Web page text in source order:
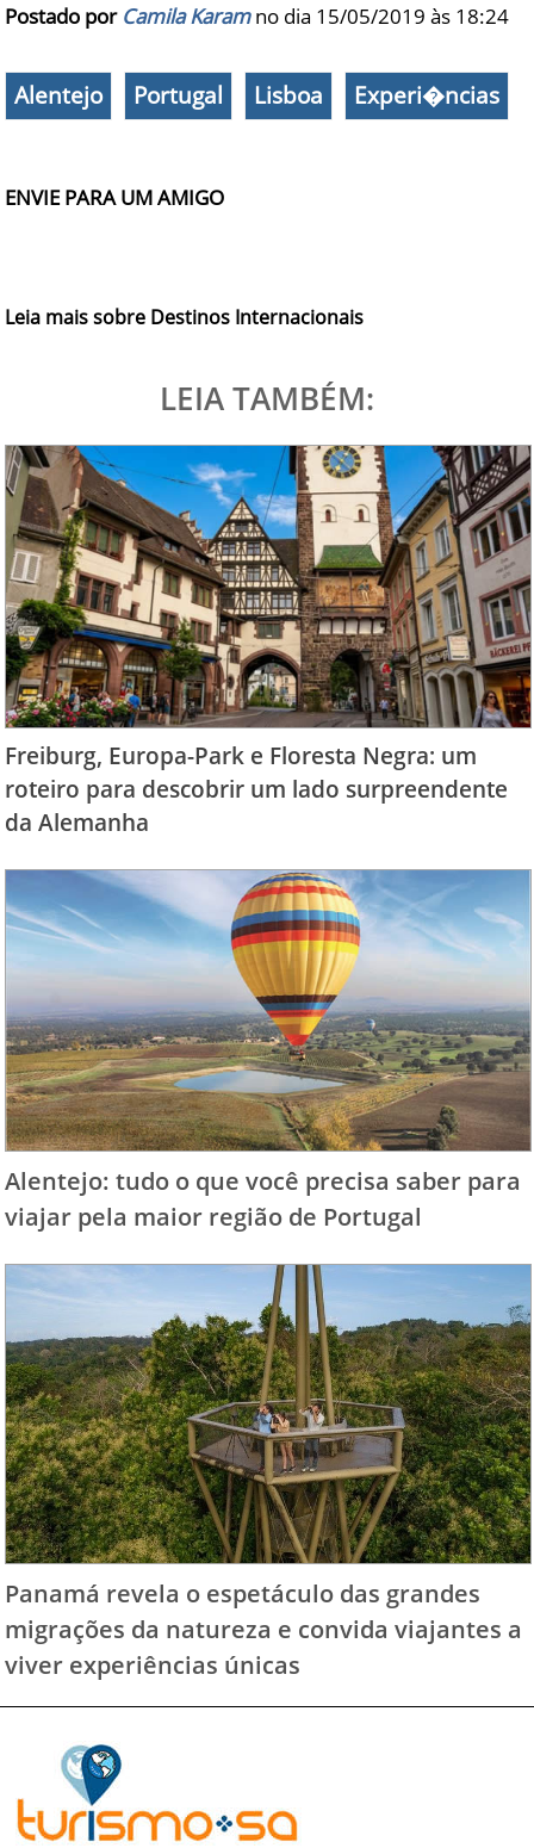
Postado por Camila Karamno dia 15/05/2019 às 18:24
Alentejo Portugal Lisboa Experi�ncias
ENVIE PARA UM AMIGO
Leia mais sobre Destinos Internacionais
LEIA TAMBÉM:
Freiburg, Europa-Park e Floresta Negra: um
roteiro para descobrir um lado surpreendente
da Alemanha
Alentejo: tudo o que você precisa saber para
viajar pela maior região de Portugal
Panamá revela o espetáculo das grandes
migrações da natureza e convida viajantes a
viver experiências únicas